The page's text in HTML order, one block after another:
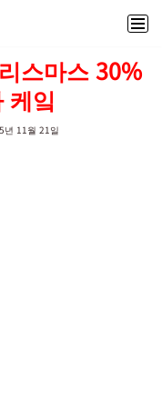
스마스 30%
케잌
년 11월 21일